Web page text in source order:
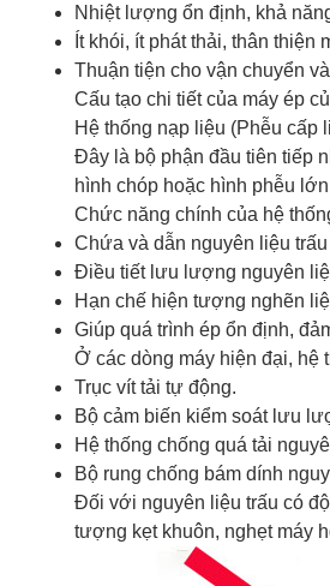
Nhiệt lượng ổn định, khả
Ít khói, ít phát thải, thân thiện
Thuận tiện cho vận chuyển
Cấu tạo chi tiết của máy ép
Hệ thống nạp liệu (Phễu cấp
Đây là bộ phận đầu tiên tiếp
hình chóp hoặc hình phễu
Chức năng chính của hệ
Chứa và dẫn nguyên liệu
Điều tiết lưu lượng nguyên
Hạn chế hiện tượng nghẽn
Giúp quá trình ép ổn định,
Ở các dòng máy hiện đại,
Trục vít tải tự động.
Bộ cảm biến kiểm soát lưu
Hệ thống chống quá tải
Bộ rung chống bám dính
Đối với nguyên liệu trấu có
tượng kẹt khuôn, nghẹt máy